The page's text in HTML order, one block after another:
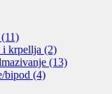
(11)
i krpellja (2)
(13)
bipod (4)